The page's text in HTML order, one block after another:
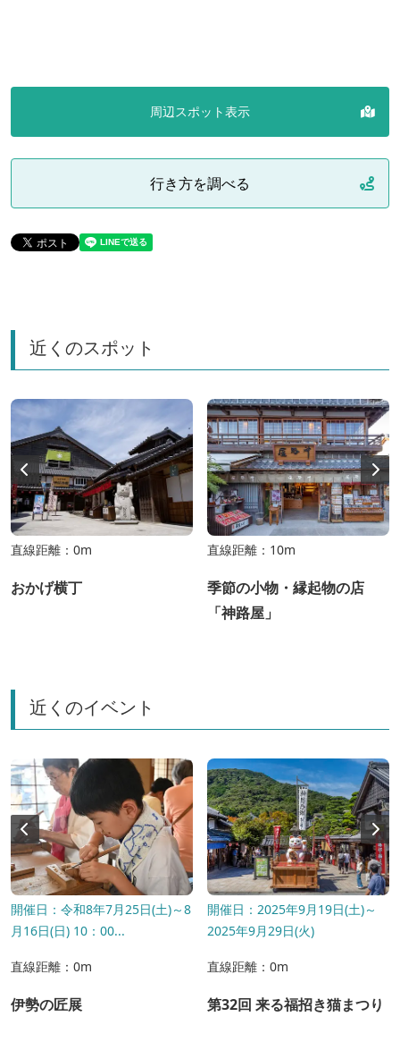
周辺スポット表示
行き方を調べる
近くのスポット
直線距離：0m
おかげ横丁
直線距離：10m
季節の小物・縁起物の店
「神路屋」
近くのイベント
開催日：令和8年7月25日(土)～8
月16日(日) 10：00...
直線距離：0m
伊勢の匠展
開催日：2025年9月19日(土)～
2025年9月29日(火)
直線距離：0m
第32回 来る福招き猫まつり